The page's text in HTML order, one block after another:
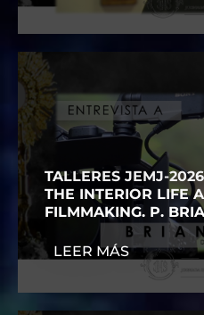
TALLERES JEMJ-
THE INTERIOR LIFE
FILMMAKING. P.
LEER MÁS